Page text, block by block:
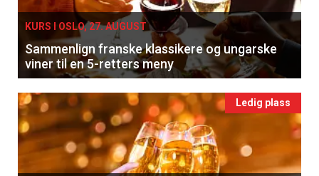
KURS I OSLO, 27. AUGUST
Sammenlign franske klassikere og ungarske
viner til en 5-retters meny
Ledig plass